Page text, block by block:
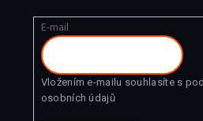
E-mail
Vložením e-mailu souhlasíte s
osobních údajů